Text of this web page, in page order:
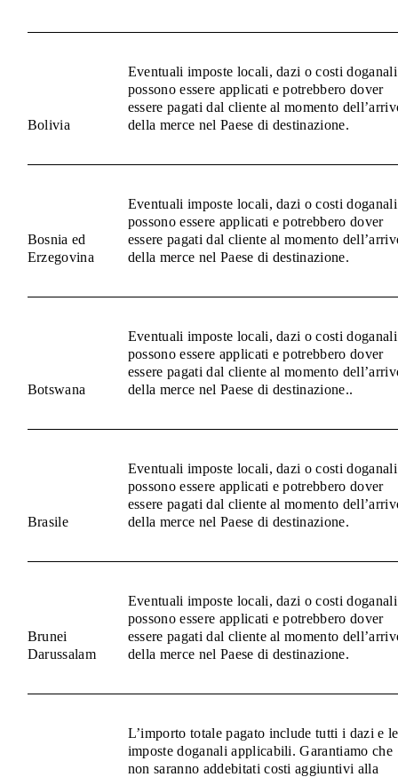
Bolivia
Eventuali imposte locali, dazi o costi doganali
possono essere applicati e potrebbero dover
essere pagati dal cliente al momento
della merce nel Paese di destinazione.
Bosnia ed
Erzegovina
Eventuali imposte locali, dazi o costi doganali
possono essere applicati e potrebbero dover
essere pagati dal cliente al momento
della merce nel Paese di destinazione.
Botswana
Eventuali imposte locali, dazi o costi doganali
possono essere applicati e potrebbero dover
essere pagati dal cliente al momento
della merce nel Paese di destinazione..
Brasile
Eventuali imposte locali, dazi o costi doganali
possono essere applicati e potrebbero dover
essere pagati dal cliente al momento
della merce nel Paese di destinazione.
Brunei
Darussalam
Eventuali imposte locali, dazi o costi doganali
possono essere applicati e potrebbero dover
essere pagati dal cliente al momento
della merce nel Paese di destinazione.
L’importo totale pagato include tutti i dazi e le
imposte doganali applicabili. Garantiamo che
non saranno addebitati costi aggiuntivi alla